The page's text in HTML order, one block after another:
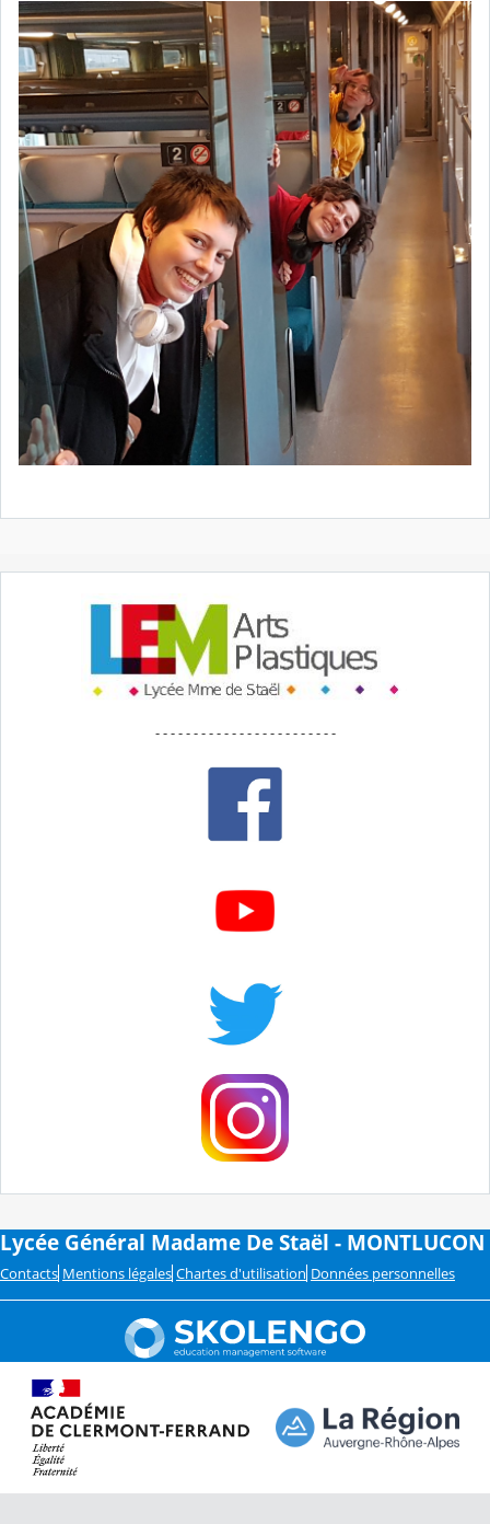
- - - - - - - - - - - - - - - - - - - - - - - -
Lycée Général Madame De Staël - MONTLUCON
Contacts Mentions légales Chartes d'utilisation Données personnelles